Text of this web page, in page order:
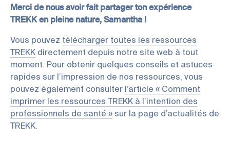
Merci de nous avoir fait partager ton expérience
TREKK en pleine nature, Samantha !
Vous pouvez télécharger toutes les ressources
TREKK directement depuis notre site web à tout
moment. Pour obtenir quelques conseils et astuces
rapides sur l’impression de nos ressources, vous
pouvez également consulter l’article « Comment
imprimer les ressources TREKK à l’intention des
professionnels de santé » sur la page d’actualités de
TREKK.